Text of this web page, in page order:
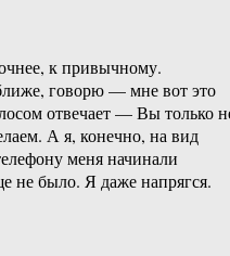
к привычному.
говорю — мне вот это
отвечает — Вы только
А я, конечно, на вид
меня начинали
не было. Я даже напрягся.